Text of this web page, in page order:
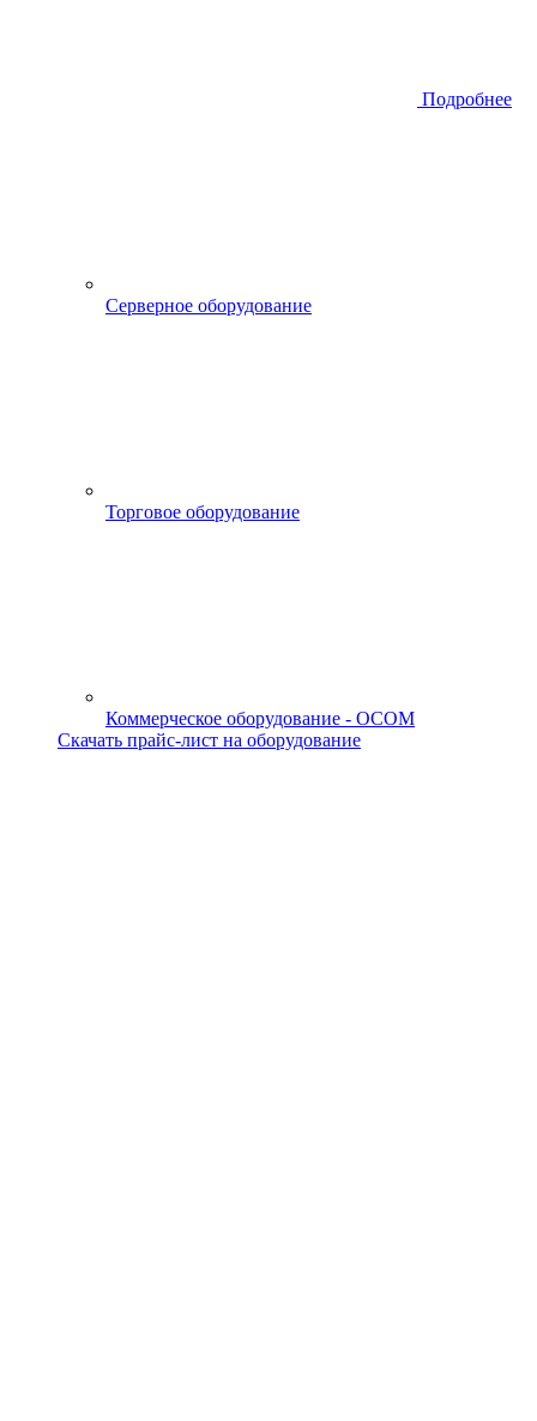
Подробнее
Серверное оборудование
Торговое оборудование
Коммерческое оборудование - OCOM
Скачать прайс-лист на оборудование